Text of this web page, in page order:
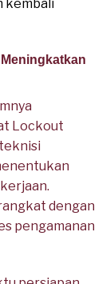
kembali
Lockout
dengan
pengamanan